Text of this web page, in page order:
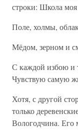
строки: Школа моя
Поле, холмы,
Мёдом, зерном и
С каждой избою и
Чувствую самую
Хотя, с другой
только
Вологодчина. Его